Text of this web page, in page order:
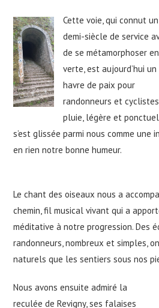
Cette voie, qui connut un
demi-siècle de service
de se métamorphoser
verte, est aujourd’hui un
havre de paix pour
randonneurs et
pluie, légère et
s’est glissée parmi nous comme une
en rien notre bonne humeur.
Le chant des oiseaux nous a
chemin, fil musical vivant qui a
méditative à notre progression. Des
randonneurs, nombreux et simples,
naturels que les sentiers sous nos
Nous avons ensuite admiré la
reculée de Revigny, ses falaises